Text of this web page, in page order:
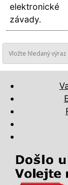
elektronické
závady.